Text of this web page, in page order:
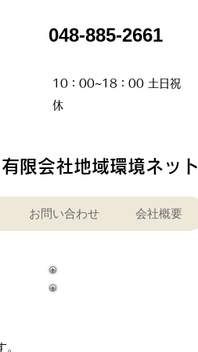
​048-885-2661
​10：00~18：00 土日祝
休
有限会社地域環境ネット
お問い合わせ 会社概要